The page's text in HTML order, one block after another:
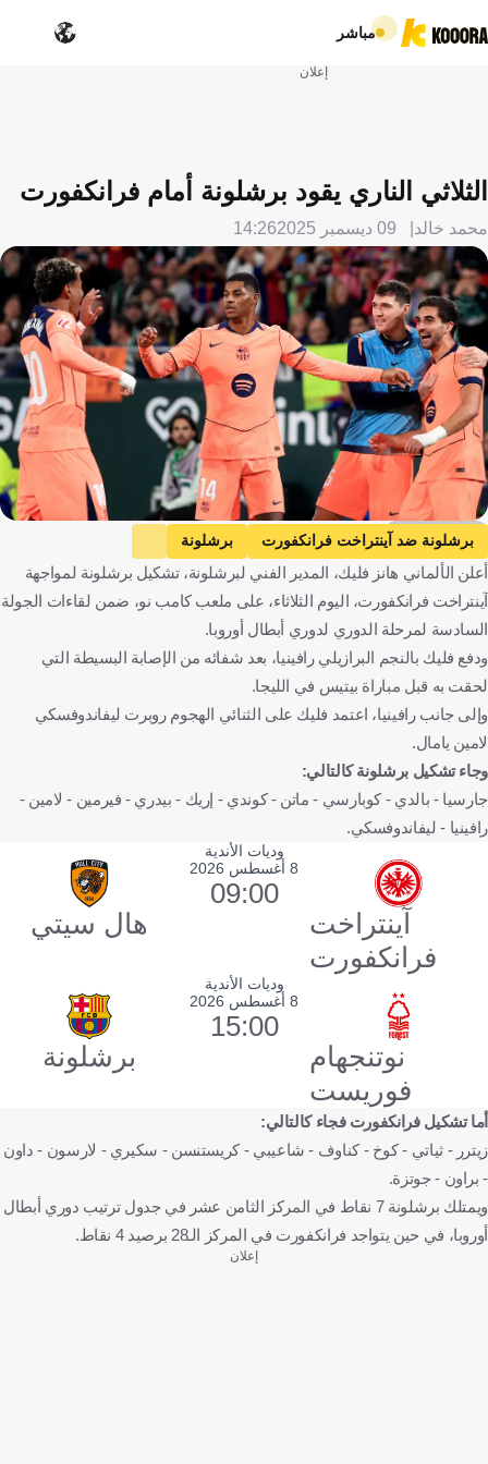
مباشر
إعلان
الثلاثي الناري يقود برشلونة أمام فرانكفورت
محمد خالد 09 ديسمبر 2025 14:26
Getty Images
برشلونة ضد آينتراخت فرانكفورت
برشلونة
آينتراخت فرانكفورت
دوري أبطال أوروبا إسبانيا
ألمانيا
كرة قدم
أعلن الألماني هانز فليك، المدير الفني لبرشلونة، تشكيل برشلونة لمواجهة
آينتراخت فرانكفورت، اليوم الثلاثاء، على ملعب كامب نو، ضمن لقاءات الجولة
السادسة لمرحلة الدوري لدوري أبطال أوروبا.
ودفع فليك بالنجم البرازيلي رافينيا، بعد شفائه من الإصابة البسيطة التي
لحقت به قبل مباراة بيتيس في الليجا.
وإلى جانب رافينيا، اعتمد فليك على الثنائي الهجوم روبرت ليفاندوفسكي
لامين يامال.
وجاء تشكيل برشلونة كالتالي:
جارسيا - بالدي - كوبارسي - ماتن - كوندي - إريك - بيدري - فيرمين - لامين -
رافينيا - ليفاندوفسكي.
وديات الأندية
آينتراخت
فرانكفورت
8 أغسطس 2026
09:00
هال سيتي
وديات الأندية
نوتنجهام
فوريست
8 أغسطس 2026
15:00
برشلونة
أما تشكيل فرانكفورت فجاء كالتالي:
زيترر - ثياتي - كوخ - كناوف - شاعيبي - كريستنسن - سكيري - لارسون - داون
- براون - جوتزة.
ويمتلك برشلونة 7 نقاط في المركز الثامن عشر في جدول ترتيب دوري أبطال
أوروبا، في حين يتواجد فرانكفورت في المركز الـ28 برصيد 4 نقاط.
إعلان